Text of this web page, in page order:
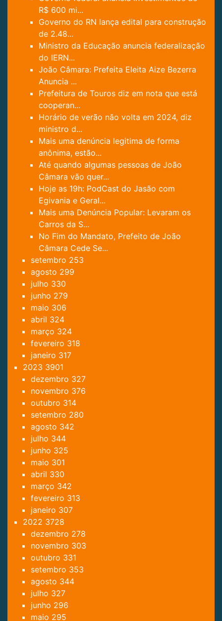
R$ 600 mi...
Governo do RN lança edital para construção
de 2.48...
Ministro da Educação anuncia federalização
do IERN...
João Câmara: Prefeita Eleita Aize Bezerra
Anuncia ...
Prefeitura de Touros diz em nota que está
cooperan...
Horário de verão não volta em 2024, diz
ministro d...
Mais uma denúncia legitima de forma
anônima, estão...
Até quando algumas pessoas de João
Câmara vão quer...
Hoje as 19h: PodCast do Jasão com
Egivania e Geral...
Mais uma Denúncia Popular: Levaram os
Carros da S...
No Fim do Mandato, Prefeito de João
Câmara Cede Se...
setembro 253
agosto 299
julho 330
junho 279
maio 306
abril 324
março 324
fevereiro 318
janeiro 317
2023 3901
dezembro 327
novembro 376
outubro 314
setembro 280
agosto 342
julho 344
junho 325
maio 301
abril 330
março 342
fevereiro 313
janeiro 307
2022 3728
dezembro 278
novembro 303
outubro 331
setembro 353
agosto 344
julho 327
junho 296
maio 295